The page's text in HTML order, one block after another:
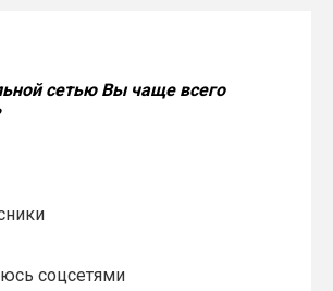
сетью Вы чаще всего
соцсетями